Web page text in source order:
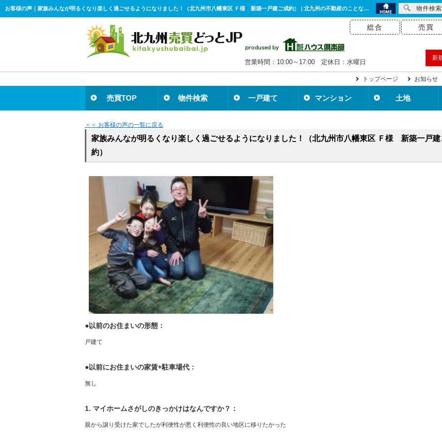
お客様の声｜家族みんなが明るくなり楽しく過ごせるようになりました！（北九州市八幡東区 Ｆ様 新築一戸建ご成約） | 北九州の不動産のことなら株式会社ハウス倶楽部の不動産のことなら株式会社ハウス倶楽部
総合 売買
新
営業時間：10:00～17:00 定休日：水曜日
トップページ お知らせ
売買TOP 物件検索 一戸建て マンション 土地
＜＜ お客様の声の一覧に戻る
家族みんなが明るくなり楽しく過ごせるようになりました！（北九州市八幡東区 Ｆ様 新築一戸建
約）
●以前のお住まいの形態：
戸建て
●以前にお住まいの家賃+駐車場代：
無し
1. マイホームさがしのきっかけはなんですか？：
親から譲り受けた家でしたが利便性が悪く利便性の良い地区に移りたかった
物件検索